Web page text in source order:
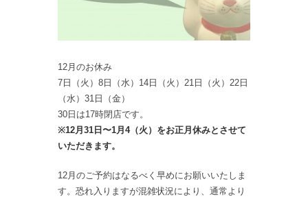
12月のお休み
7日（火）8日（水）14日（火）21日（火）22日
（水）31日（金）
30日は17時閉店です。
※12月31日〜1月4（火）をお正月休みとさせて
いただきます。
12月のご予約はなるべく早めにお願いいたしま
す。恐れ入りますが混雑状況により、通常より